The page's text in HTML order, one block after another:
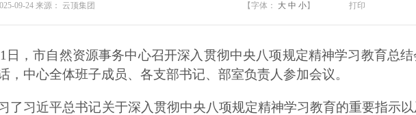
09-24 来源： 云顶集团 【字体： 大 中 小】 打印
日，市自然资源事务中心召开深入贯彻中央八项规定精神学习教育总
，中心全体班子成员、各支部书记、部室负责人参加会议。
了习近平总书记关于深入贯彻中央八项规定精神学习教育的重要指示